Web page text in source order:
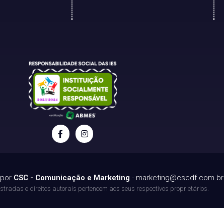
CSC - Comunicação e Marketing - marketing@cscdf.com.br
e direitos autorais pertencem aos seus respectivos proprietários.